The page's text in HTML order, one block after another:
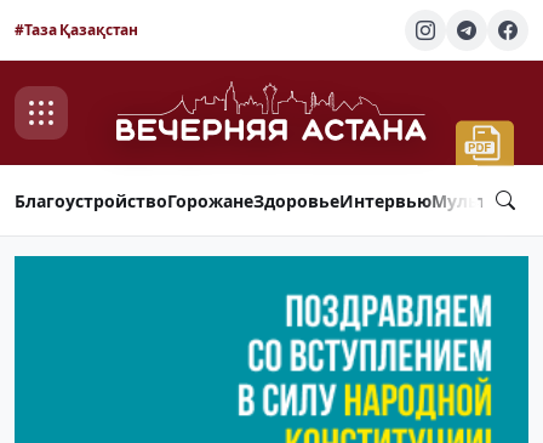
#Таза Қазақстан
БлагоустройствоГорожанеЗдоровьеИнтервью